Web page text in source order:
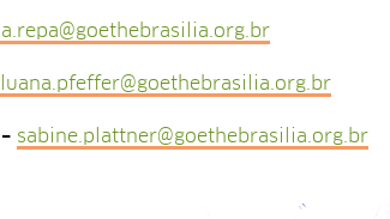
sabine.plattner@goethebrasilia.org.br